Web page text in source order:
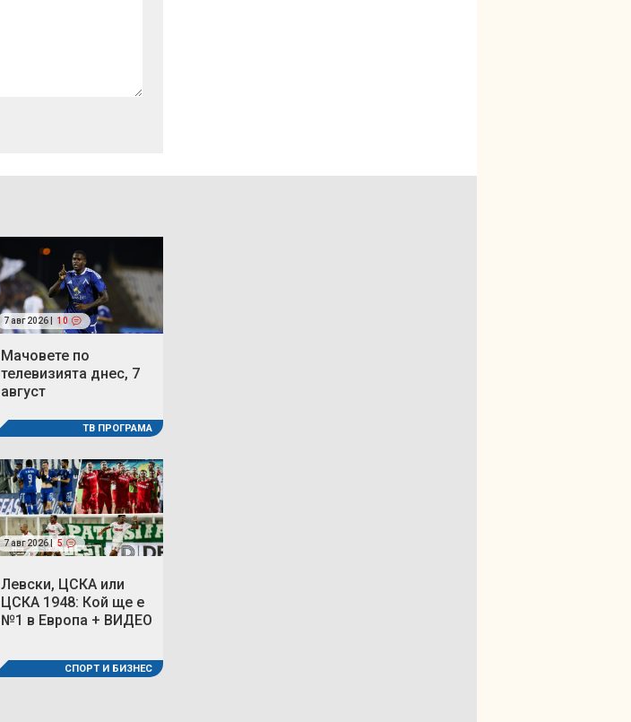
7 авг 2026 | 10
Мачовете по
телевизията днес, 7
август
ТВ ПРОГРАМА
7 авг 2026 | 5
Левски, ЦСКА или
ЦСКА 1948: Кой ще е
№1 в Европа + ВИДЕО
СПОРТ И БИЗНЕС